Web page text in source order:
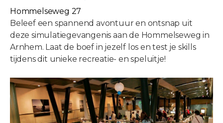
Hommelseweg 27
Beleef een spannend avontuur en ontsnap uit
deze simulatiegevangenis aan de Hommelseweg in
Arnhem. Laat de boef in jezelf los en test je skills
tijdens dit unieke recreatie- en speluitje!